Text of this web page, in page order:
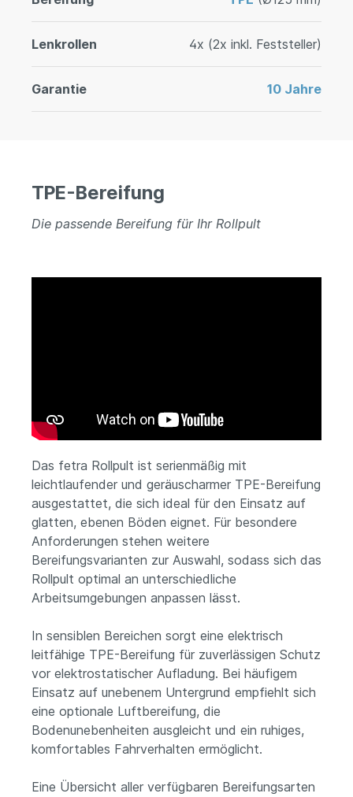
Lenkrollen 4x (2x inkl. Feststeller)
Garantie 10 Jahre
TPE-Bereifung
Die passende Bereifung für Ihr Rollpult
Das fetra Rollpult ist serienmäßig mit
leichtlaufender und geräuscharmer TPE-Bereifung
ausgestattet, die sich ideal für den Einsatz auf
glatten, ebenen Böden eignet. Für besondere
Anforderungen stehen weitere
Bereifungsvarianten zur Auswahl, sodass sich das
Rollpult optimal an unterschiedliche
Arbeitsumgebungen anpassen lässt.
In sensiblen Bereichen sorgt eine elektrisch
leitfähige TPE-Bereifung für zuverlässigen Schutz
vor elektrostatischer Aufladung. Bei häufigem
Einsatz auf unebenem Untergrund empfiehlt sich
eine optionale Luftbereifung, die
Bodenunebenheiten ausgleicht und ein ruhiges,
komfortables Fahrverhalten ermöglicht.
Eine Übersicht aller verfügbaren Bereifungsarten